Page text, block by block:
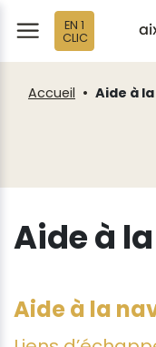
EN 1
CLIC
Accueil Aide à
Aide à
Aide à la
Fenêtre
de
chat
Panneau de gestion